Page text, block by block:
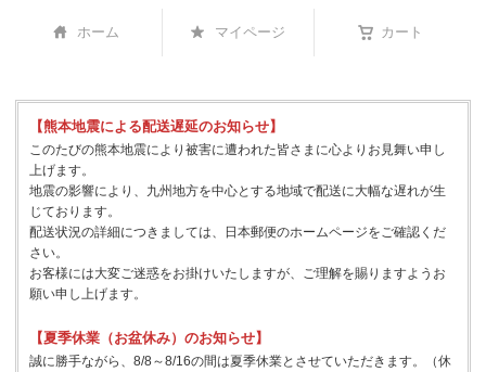
ホーム マイページ カート
【熊本地震による配送遅延のお知らせ】
このたびの熊本地震により被害に遭われた皆さまに心よりお見舞い申し
上げます。
地震の影響により、九州地方を中心とする地域で配送に大幅な遅れが生
じております。
配送状況の詳細につきましては、日本郵便のホームページをご確認くだ
さい。
お客様には大変ご迷惑をお掛けいたしますが、ご理解を賜りますようお
願い申し上げます。
【夏季休業（お盆休み）のお知らせ】
誠に勝手ながら、8/8～8/16の間は夏季休業とさせていただきます。（休